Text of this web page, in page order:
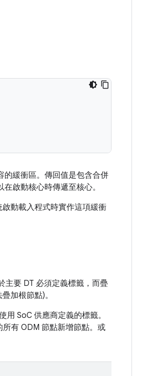
的緩衝區。傳回值是包含合併
啟動核心時傳遞至核心。
啟動載入程式時實作這項緩衝
主要 DT 必須定義標籤，而疊
加根節點)。
SoC 供應商定義的標籤。
有 ODM 節點新增節點。或